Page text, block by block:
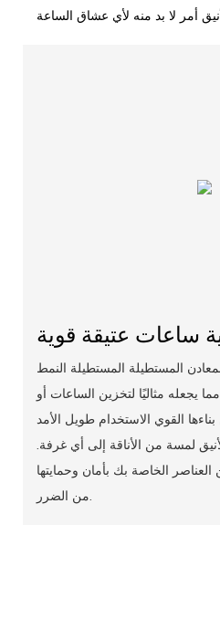
ساعات عتيقة قوية
المستطيلة المستطيلة النمط
يجعله مثاليًا لتخزين الساعات أو
القوي الاستخدام طويل الأمد
لمسة من الأناقة إلى أي غرفة.
الخاصة بك بأمان وحمايتها
من الضرر.